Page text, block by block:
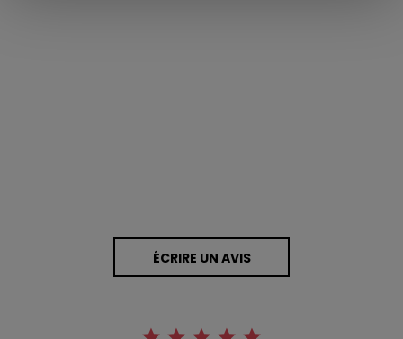
ÉCRIRE UN AVIS